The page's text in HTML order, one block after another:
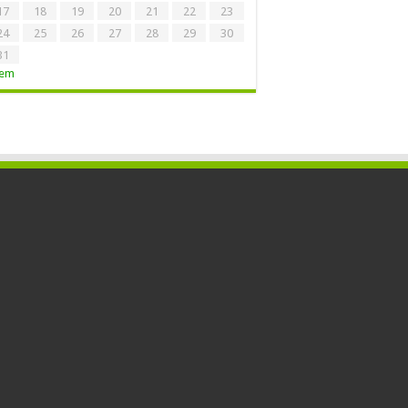
18 19 20 21 22
23
25 26 27 28 29
30